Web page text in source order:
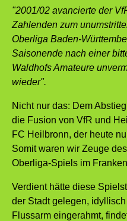
"2001/02 avancierte der
Zahlenden zum
Oberliga Baden-
Saisonende nach einer
Waldhofs Amateure
wieder".
Nicht nur das: Dem
die Fusion von VfR und
FC Heilbronn, der heute
Somit waren wir Zeuge
Oberliga-Spiels im
Verdient hätte diese
der Stadt gelegen,
Flussarm eingerahmt,